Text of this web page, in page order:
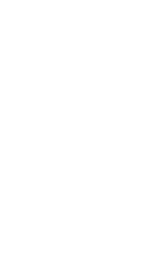
les voiles